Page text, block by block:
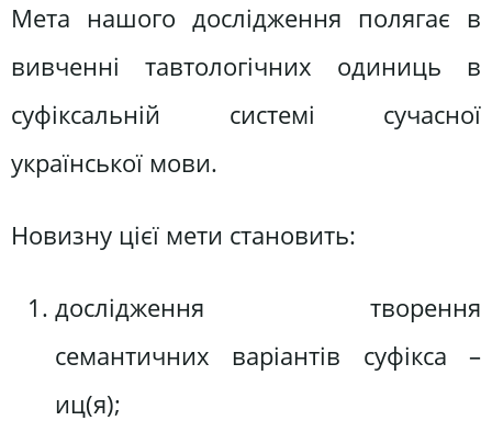
Мета нашого дослідження полягає в
вивченні тавтологічних одиниць в
суфіксальній системі сучасної
української мови.
Новизну цієї мети становить:
дослідження творення
семантичних варіантів суфікса –
иц(я);